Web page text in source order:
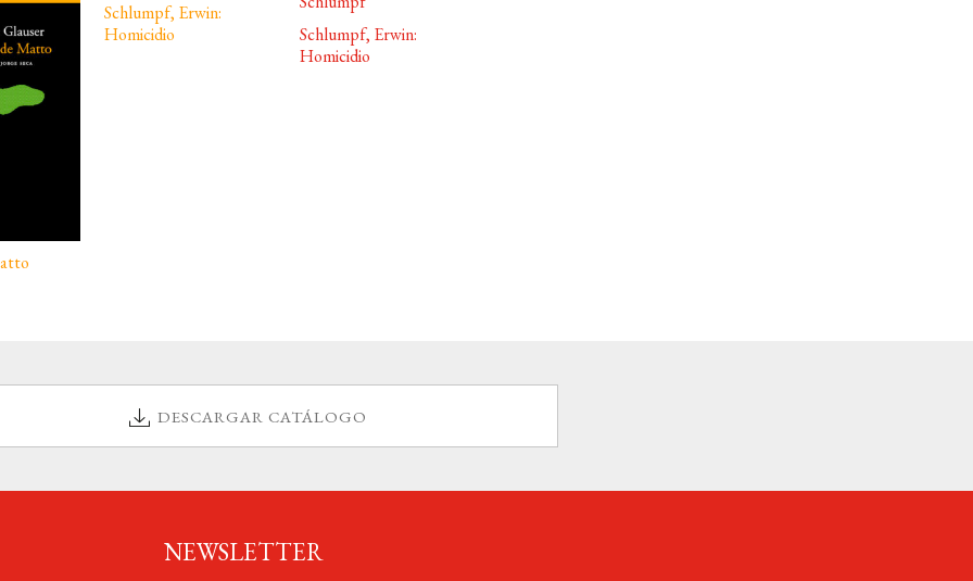
Schlumpf, Erwin:
Homicidio
Schlumpf, Erwin:
Homicidio
DESCARGAR CATÁLOGO
NEWSLETTER